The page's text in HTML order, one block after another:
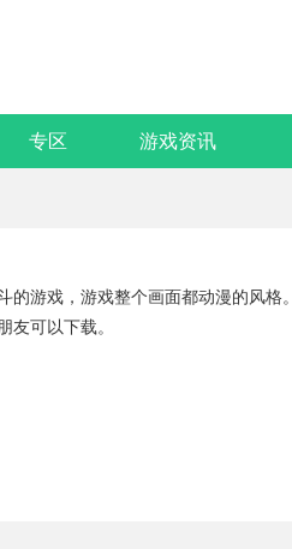
专区 游戏资讯
的游戏，游戏整个画面都动漫的风格
友可以下载。